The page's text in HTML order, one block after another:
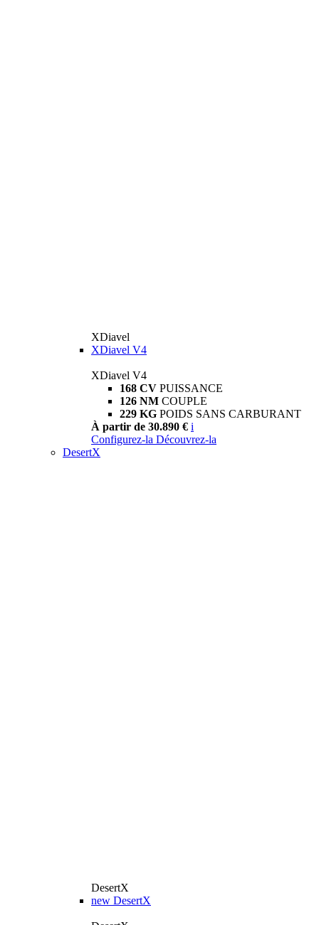
XDiavel
XDiavel V4
XDiavel V4
168 CV PUISSANCE
126 NM COUPLE
229 KG POIDS SANS CARBURANT
À partir de 30.890 € i
Configurez-la Découvrez-la
DesertX
DesertX
new DesertX